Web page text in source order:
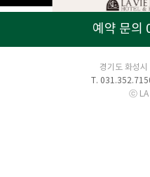
예약 문의
경기도 화성
T.
ⓒ LA